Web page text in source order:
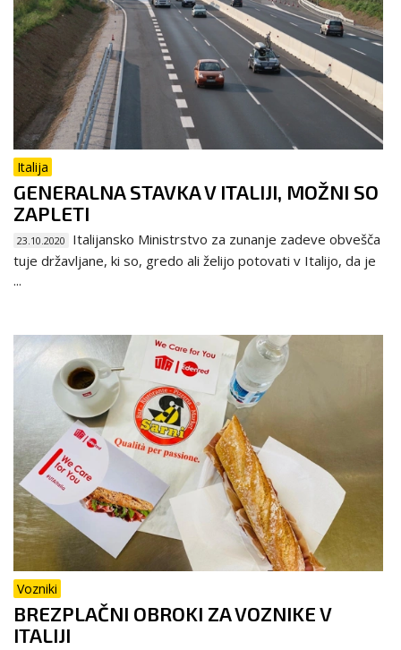
Italija
GENERALNA STAVKA V ITALIJI, MOŽNI SO
ZAPLETI
23.10.2020
Italijansko Ministrstvo za zunanje zadeve obvešča
tuje državljane, ki so, gredo ali želijo potovati v Italijo, da je
...
Vozniki
BREZPLAČNI OBROKI ZA VOZNIKE V
ITALIJI